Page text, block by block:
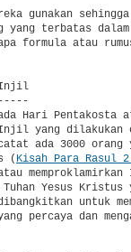
gunakan
yang terbatas
formula atau
Hari Pentakosta
yang dilakukan
ada 3000 orang
(
Kisah Para Rasul
memproklamirkan
Yesus Kristus
untuk
percaya dan